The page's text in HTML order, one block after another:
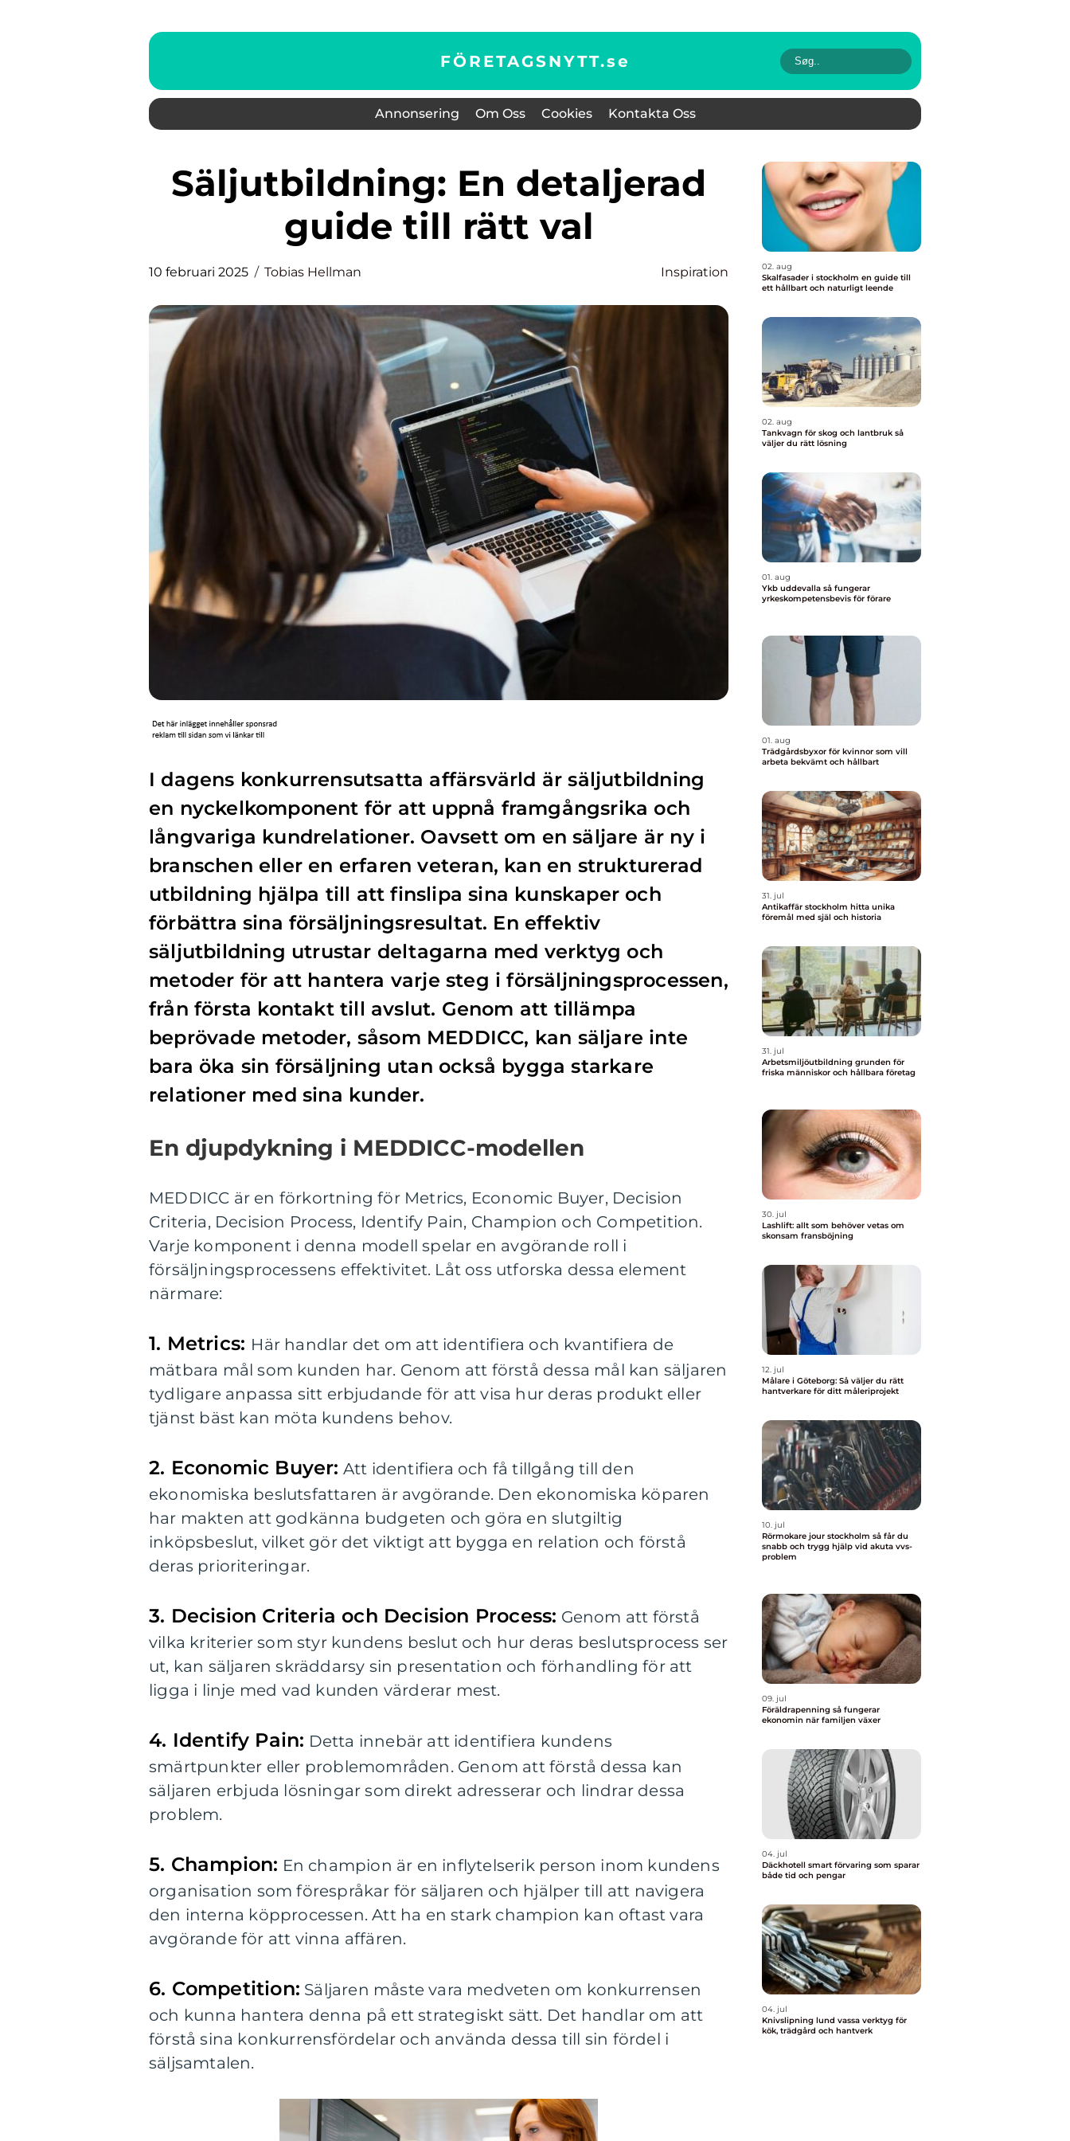
FÖRETAGSNYTT.se
Annonsering Om Oss Cookies Kontakta Oss
Säljutbildning: En detaljerad
guide till rätt val
10 februari 2025 Tobias Hellman Inspiration
I dagens konkurrensutsatta affärsvärld är säljutbildning
en nyckelkomponent för att uppnå framgångsrika och
långvariga kundrelationer. Oavsett om en säljare är ny i
branschen eller en erfaren veteran, kan en strukturerad
utbildning hjälpa till att finslipa sina kunskaper och
förbättra sina försäljningsresultat. En effektiv
säljutbildning utrustar deltagarna med verktyg och
metoder för att hantera varje steg i försäljningsprocessen,
från första kontakt till avslut. Genom att tillämpa
beprövade metoder, såsom MEDDICC, kan säljare inte
bara öka sin försäljning utan också bygga starkare
relationer med sina kunder.
En djupdykning i MEDDICC-modellen
MEDDICC är en förkortning för Metrics, Economic Buyer, Decision
Criteria, Decision Process, Identify Pain, Champion och Competition.
Varje komponent i denna modell spelar en avgörande roll i
försäljningsprocessens effektivitet. Låt oss utforska dessa element
närmare:
1. Metrics: Här handlar det om att identifiera och kvantifiera de
mätbara mål som kunden har. Genom att förstå dessa mål kan säljaren
tydligare anpassa sitt erbjudande för att visa hur deras produkt eller
tjänst bäst kan möta kundens behov.
2. Economic Buyer: Att identifiera och få tillgång till den
ekonomiska beslutsfattaren är avgörande. Den ekonomiska köparen
har makten att godkänna budgeten och göra en slutgiltig
inköpsbeslut, vilket gör det viktigt att bygga en relation och förstå
deras prioriteringar.
3. Decision Criteria och Decision Process: Genom att förstå
vilka kriterier som styr kundens beslut och hur deras beslutsprocess ser
ut, kan säljaren skräddarsy sin presentation och förhandling för att
ligga i linje med vad kunden värderar mest.
4. Identify Pain: Detta innebär att identifiera kundens
smärtpunkter eller problemområden. Genom att förstå dessa kan
säljaren erbjuda lösningar som direkt adresserar och lindrar dessa
problem.
5. Champion: En champion är en inflytelserik person inom kundens
organisation som förespråkar för säljaren och hjälper till att navigera
den interna köpprocessen. Att ha en stark champion kan oftast vara
avgörande för att vinna affären.
6. Competition: Säljaren måste vara medveten om konkurrensen
och kunna hantera denna på ett strategiskt sätt. Det handlar om att
förstå sina konkurrensfördelar och använda dessa till sin fördel i
säljsamtalen.
02. aug
Skalfasader i stockholm en guide till
ett hållbart och naturligt leende
02. aug
Tankvagn för skog och lantbruk så
väljer du rätt lösning
01. aug
Ykb uddevalla så fungerar
yrkeskompetensbevis för förare
01. aug
Trädgårdsbyxor för kvinnor som vill
arbeta bekvämt och hållbart
31. jul
Antikaffär stockholm hitta unika
föremål med själ och historia
31. jul
Arbetsmiljöutbildning grunden för
friska människor och hållbara företag
30. jul
Lashlift: allt som behöver vetas om
skonsam fransböjning
12. jul
Målare i Göteborg: Så väljer du rätt
hantverkare för ditt måleriprojekt
10. jul
Rörmokare jour stockholm så får du
snabb och trygg hjälp vid akuta vvs-
problem
09. jul
Föräldrapenning så fungerar
ekonomin när familjen växer
04. jul
Däckhotell smart förvaring som sparar
både tid och pengar
04. jul
Knivslipning lund vassa verktyg för
kök, trädgård och hantverk